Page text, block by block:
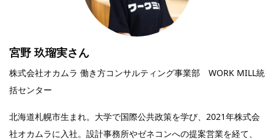
宮野 玖瑠実さん
株式会社オカムラ 働き方コンサルティング事業部 WORK MILL統
括センター
北海道札幌市生まれ。大学で国際公共政策を学び、2021年株式会
社オカムラに入社。設計事務所やゼネコンへの提案営業を経て、